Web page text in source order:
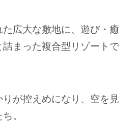
広大な敷地に、遊び・癒
まった複合型リゾートで
が控えめになり、空を見
。